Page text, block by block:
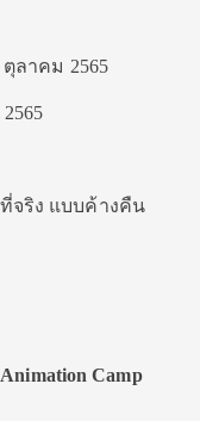
ลาคม 2565
จริง แบบค้างคืน
Camp